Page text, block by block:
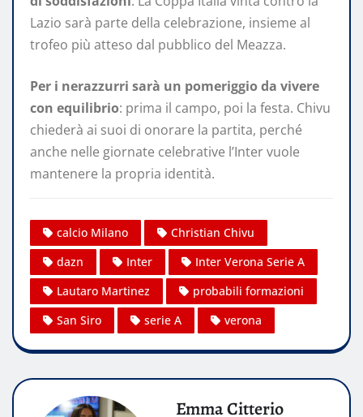
Lazio sarà parte della celebrazione, insieme al
trofeo più atteso dal pubblico del Meazza.
Per i nerazzurri sarà un pomeriggio da vivere
con equilibrio: prima il campo, poi la festa. Chivu
chiederà ai suoi di onorare la partita, perché
anche nelle giornate celebrative l’Inter vuole
mantenere la propria identità.
calcio Milano
Christian Chivu
dazn
Inter
Inter Verona Serie A
Lautaro Martinez
probabili formazioni
San Siro
serie A verona
Emma Citterio